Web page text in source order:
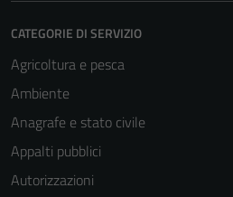
CATEGORIE DI SERVIZIO
Agricoltura e pesca
Ambiente
Anagrafe e stato civile
Appalti pubblici
Autorizzazioni